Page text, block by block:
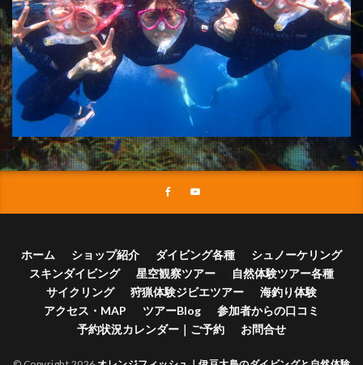
ホーム ショップ紹介 ダイビング各種
シュノーケリング
スキンダイビング
星空観察ツアー
自然体験ツアー各種
サイクリング
狩猟体験ジビエツアー
海釣り体験
アクセス・MAP
ツアーBlog
参加者からの口コミ
予約状況カレンダー｜ご予約
お問合せ